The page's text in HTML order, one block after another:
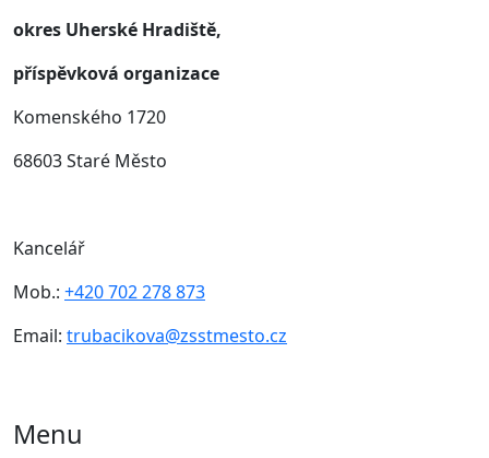
okres Uherské Hradiště,
příspěvková organizace
Komenského 1720
68603 Staré Město
Kancelář
Mob.: +420 702 278 873
Email: trubacikova@zsstmesto.cz
Menu